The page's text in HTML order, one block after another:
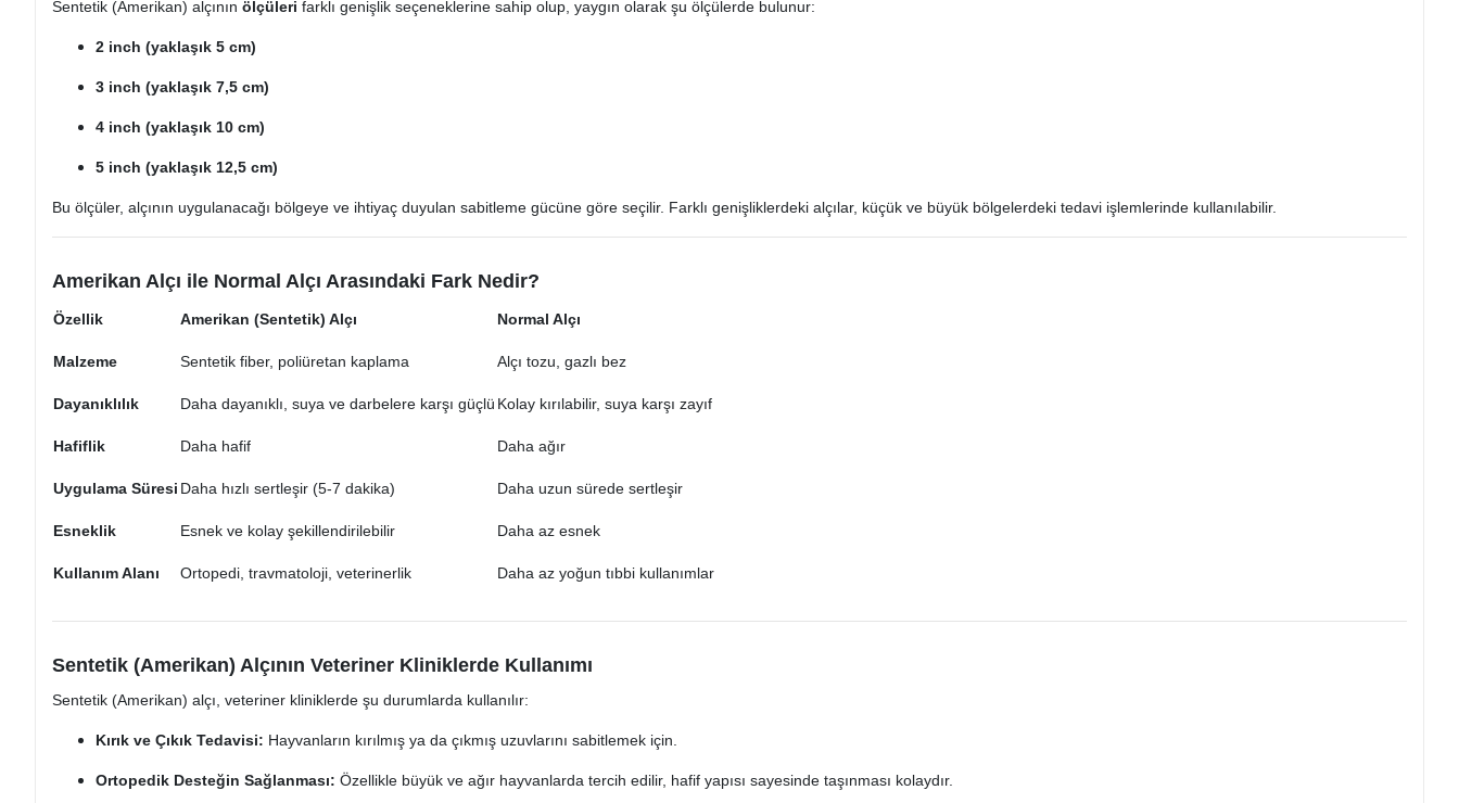
Sentetik (Amerikan) alçının ölçüleri farklı genişlik seçeneklerine sahip olup, yaygın olarak şu ölçülerde bulunur:
2 inch (yaklaşık 5 cm)
3 inch (yaklaşık 7,5 cm)
4 inch (yaklaşık 10 cm)
5 inch (yaklaşık 12,5 cm)
Bu ölçüler, alçının uygulanacağı bölgeye ve ihtiyaç duyulan sabitleme gücüne göre seçilir. Farklı genişliklerdeki alçılar, küçük ve büyük bölgelerdeki tedavi işlemlerinde kullanılabilir.
Amerikan Alçı ile Normal Alçı Arasındaki Fark Nedir?
Özellik Amerikan (Sentetik) Alçı Normal Alçı
Malzeme Sentetik fiber, poliüretan kaplama Alçı tozu, gazlı bez
Dayanıklılık Daha dayanıklı, suya ve darbelere karşı güçlü Kolay kırılabilir, suya karşı zayıf
Hafiflik Daha hafif Daha ağır
Uygulama Süresi Daha hızlı sertleşir (5-7 dakika) Daha uzun sürede sertleşir
Esneklik Esnek ve kolay şekillendirilebilir Daha az esnek
Kullanım Alanı Ortopedi, travmatoloji, veterinerlik Daha az yoğun tıbbi kullanımlar
Sentetik (Amerikan) Alçının Veteriner Kliniklerde Kullanımı
Sentetik (Amerikan) alçı, veteriner kliniklerde şu durumlarda kullanılır:
Kırık ve Çıkık Tedavisi: Hayvanların kırılmış ya da çıkmış uzuvlarını sabitlemek için.
Ortopedik Desteğin Sağlanması: Özellikle büyük ve ağır hayvanlarda tercih edilir, hafif yapısı sayesinde taşınması kolaydır.